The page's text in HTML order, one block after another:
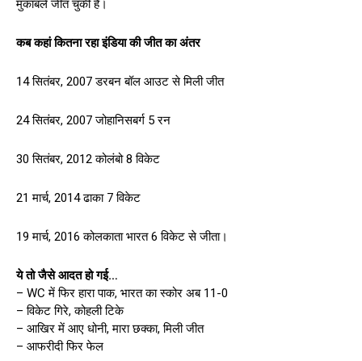
मुकाबले जीत चुकी है।
कब कहां कितना रहा इंडिया की जीत का अंतर
14 सितंबर, 2007 डरबन बॉल आउट से मिली जीत
24 सितंबर, 2007 जोहानिसबर्ग 5 रन
30 सितंबर, 2012 कोलंबो 8 विकेट
21 मार्च, 2014 ढाका 7 विकेट
19 मार्च, 2016 कोलकाता भारत 6 विकेट से जीता।
ये तो जैसे आदत हो गई…
– WC में फिर हारा पाक, भारत का स्कोर अब 11-0
– विकेट गिरे, कोहली टिके
– आखिर में आए धोनी, मारा छक्का, मिली जीत
– आफरीदी फिर फेल